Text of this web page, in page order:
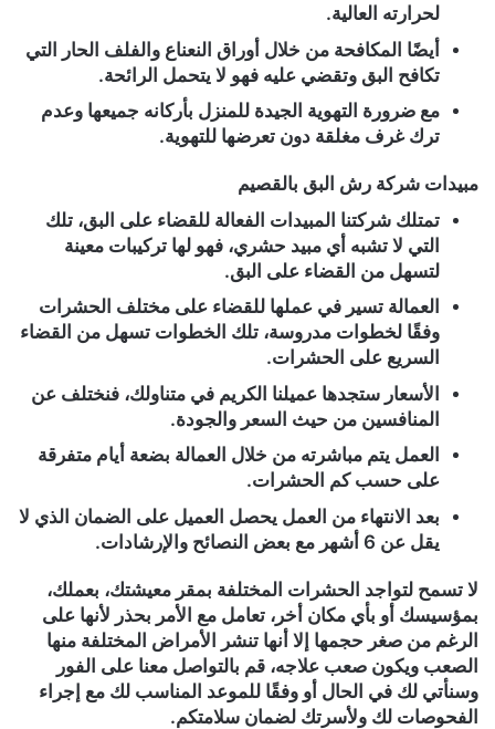
لحرارته العالية.
أيضًا المكافحة من خلال أوراق النعناع والفلف الحار التي
تكافح البق وتقضي عليه فهو لا يتحمل الرائحة.
مع ضرورة التهوية الجيدة للمنزل بأركانه جميعها وعدم
ترك غرف مغلقة دون تعرضها للتهوية.
مبيدات شركة رش البق بالقصيم
تمتلك شركتنا المبيدات الفعالة للقضاء على البق، تلك
التي لا تشبه أي مبيد حشري، فهو لها تركيبات معينة
لتسهل من القضاء على البق.
العمالة تسير في عملها للقضاء على مختلف الحشرات
وفقًا لخطوات مدروسة، تلك الخطوات تسهل من القضاء
السريع على الحشرات.
الأسعار ستجدها عميلنا الكريم في متناولك، فنختلف عن
المنافسين من حيث السعر والجودة.
العمل يتم مباشرته من خلال العمالة بضعة أيام متفرقة
على حسب كم الحشرات.
بعد الانتهاء من العمل يحصل العميل على الضمان الذي لا
يقل عن 6 أشهر مع بعض النصائح والإرشادات.
لا تسمح لتواجد الحشرات المختلفة بمقر معيشتك، بعملك،
بمؤسيسك أو بأي مكان أخر، تعامل مع الأمر بحذر لأنها على
الرغم من صغر حجمها إلا أنها تنشر الأمراض المختلفة منها
الصعب ويكون صعب علاجه، قم بالتواصل معنا على الفور
وسنأتي لك في الحال أو وفقًا للموعد المناسب لك مع إجراء
الفحوصات لك ولأسرتك لضمان سلامتكم.